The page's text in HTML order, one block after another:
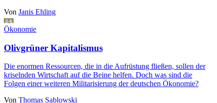
Von Janis Ehling
Ökonomie
Olivgrüner Kapitalismus
Die enormen Ressourcen, die in die Aufrüstung fließen, sollen der
kriselnden Wirtschaft auf die Beine helfen. Doch was sind die
Folgen einer weiteren Militarisierung der deutschen Ökonomie?
Von Thomas Sablowski